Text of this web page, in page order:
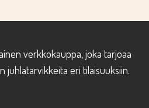
verkkokauppa, joka tarjoaa
juhlatarvikkeita eri tilaisuuksiin.